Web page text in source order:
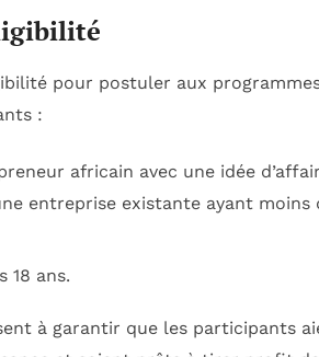
pour postuler aux
:
africain avec une idée
entreprise existante ayant moins
18 ans.
à garantir que les participants